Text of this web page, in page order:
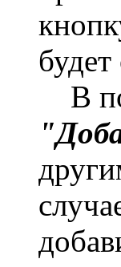
В